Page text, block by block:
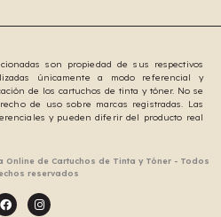
son propiedad de sus respectivos
únicamente a modo referencial y
de los cartuchos de tinta y tóner. No se
de uso sobre marcas registradas. Las
y pueden diferir del producto real
de Cartuchos de Tinta y Tóner - Todos
reservados